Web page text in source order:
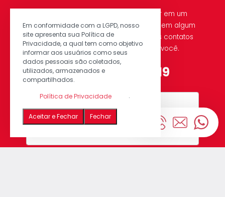
Se você está interessado em investir em um
empreendimento ou ficou interessado em algum
de nossos imóveis à venda, deixe seus contatos
que entraremos em contato com você.
5551998541919
Em conformidade com a LGPD, nosso
site apresenta sua Política de
Privacidade, a qual tem como objetivo
informar aos usuários como seus
dados pessoais são coletados,
utilizados, armazenados e
compartilhados.
Política de Privacidade
.
Aceitar e Fechar Fechar